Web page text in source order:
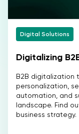
Digital Solutions
Digitalizing
B2B digitalization
personalization,
automation, and
landscape. Find
business strategy.